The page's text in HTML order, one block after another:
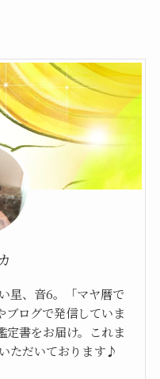
星、音6。「マヤ暦で
ログで発信していま
書をお届け。これま
ただいております♪